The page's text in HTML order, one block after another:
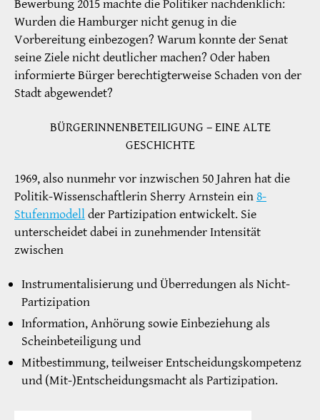
Bewerbung 2015 machte die Politiker nachdenklich:
Wurden die Hamburger nicht genug in die
Vorbereitung einbezogen? Warum konnte der Senat
seine Ziele nicht deutlicher machen? Oder haben
informierte Bürger berechtigterweise Schaden von der
Stadt abgewendet?
BÜRGERINNENBETEILIGUNG – EINE ALTE
GESCHICHTE
1969, also nunmehr vor inzwischen 50 Jahren hat die
Politik-Wissenschaftlerin Sherry Arnstein ein8-
Stufenmodellder Partizipation entwickelt. Sie
unterscheidet dabei in zunehmender Intensität
zwischen
Instrumentalisierung und Überredungen als Nicht-
Partizipation
Information, Anhörung sowie Einbeziehung als
Scheinbeteiligung und
Mitbestimmung, teilweiser Entscheidungskompetenz
und (Mit-)Entscheidungsmacht als Partizipation.